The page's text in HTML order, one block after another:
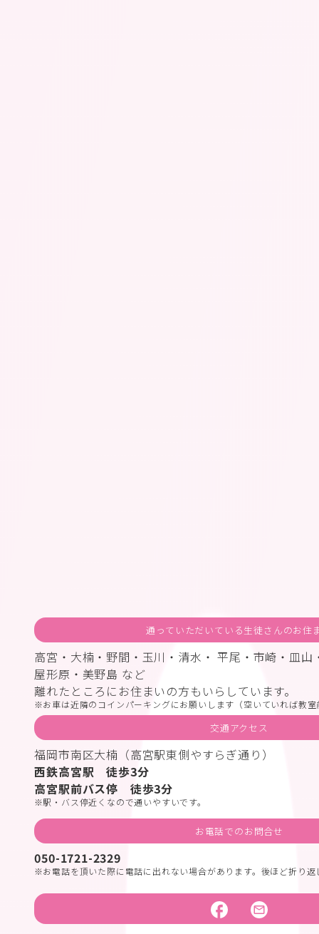
通っていただいている生徒さんのお住
高宮・大楠・野間・玉川・清水・ 平尾・市崎・皿山
屋形原・美野島 など
離れたところにお住まいの方もいらしています。
お車は近隣のコインパーキングにお願いします（空いていれば教
交通アクセス
福岡市南区大楠（高宮駅東側やすらぎ通り）
西鉄高宮駅 徒歩3分
高宮駅前バス停 徒歩3分
駅・バス停近くなので通いやすいです。
お電話でのお問合せ
050-1721-2329
お電話を頂いた際に電話に出れない場合があります。後ほど折り